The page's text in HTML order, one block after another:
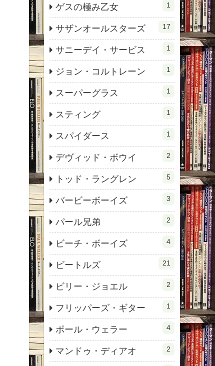
ゲスの極み乙女 1
サザンオールスターズ 17
サニーデイ・サービス 1
ジョン・コルトレーン 1
スーパーグラス 1
スティング 1
スパイダース 1
デヴィッド・ボウイ 2
トッド・ラングレン 5
バービーボーイズ 3
パール兄弟 2
ビーチ・ボーイズ 4
ビートルズ 21
ビリー・ジョエル 2
フリッパーズ・ギター 1
ポール・ウェラー 4
マンドゥ・ディアオ 2